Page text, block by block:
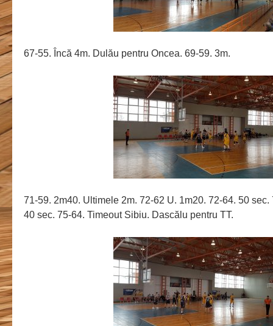
67-55. Încă 4m. Dulău pentru Oncea. 69-59. 3m.
71-59. 2m40. Ultimele 2m. 72-62 U. 1m20. 72-64. 50
40 sec. 75-64. Timeout Sibiu. Dascălu pentru TT.